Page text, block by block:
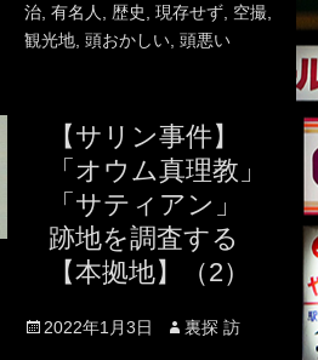
治, 有名人 歴史 現存せず, 空撮,
観光地, 頭おかしい, 頭悪い
【サリン事件】
「オウム真理教」
「サティアン」
跡地を調査する
【本拠地】（2）
Posted
2022年1月3日 Author
裏探 訪